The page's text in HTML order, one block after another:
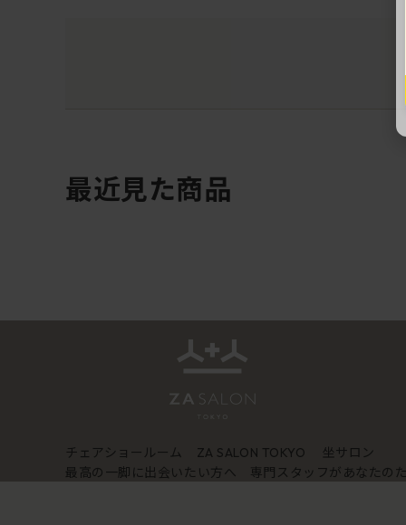
最近見た商品
チェアショールーム ZA SALON TOKYO
坐サロン
最高の一脚に出会いたい方へ 専門スタッフがあなたの